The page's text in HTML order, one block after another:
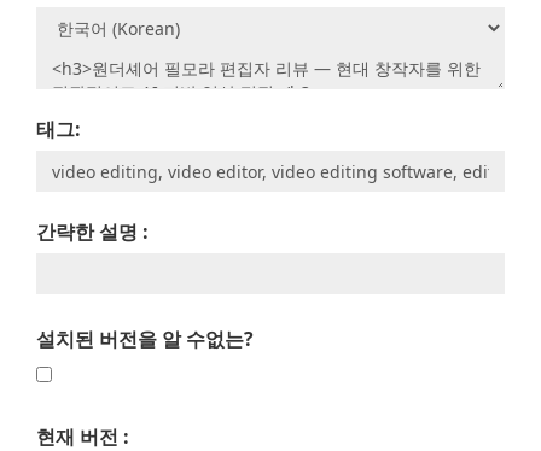
태그:
간략한 설명 :
설치된 버전을 알 수없는?
현재 버전 :